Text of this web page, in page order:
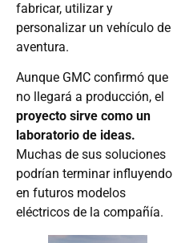
fabricar, utilizar y
personalizar un vehículo de
aventura.
Aunque GMC confirmó que
no llegará a producción, el
proyecto sirve como un
laboratorio de ideas.
Muchas de sus soluciones
podrían terminar influyendo
en futuros modelos
eléctricos de la compañía.